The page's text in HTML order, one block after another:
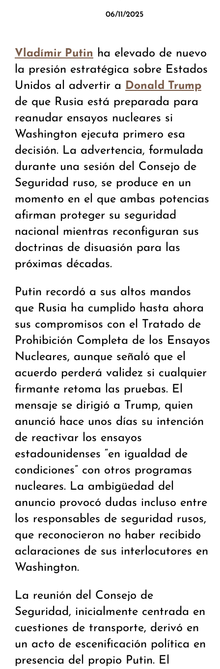
06/11/2025
Vladímir Putin ha elevado de nuevo
la presión estratégica sobre Estados
Unidos al advertir a Donald Trump
de que Rusia está preparada para
reanudar ensayos nucleares si
Washington ejecuta primero esa
decisión. La advertencia, formulada
durante una sesión del Consejo de
Seguridad ruso, se produce en un
momento en el que ambas potencias
afirman proteger su seguridad
nacional mientras reconfiguran sus
doctrinas de disuasión para las
próximas décadas.
Putin recordó a sus altos mandos
que Rusia ha cumplido hasta ahora
sus compromisos con el Tratado de
Prohibición Completa de los Ensayos
Nucleares, aunque señaló que el
acuerdo perderá validez si cualquier
firmante retoma las pruebas. El
mensaje se dirigió a Trump, quien
anunció hace unos días su intención
de reactivar los ensayos
estadounidenses “en igualdad de
condiciones” con otros programas
nucleares. La ambigüedad del
anuncio provocó dudas incluso entre
los responsables de seguridad rusos,
que reconocieron no haber recibido
aclaraciones de sus interlocutores en
Washington.
La reunión del Consejo de
Seguridad, inicialmente centrada en
cuestiones de transporte, derivó en
un acto de escenificación política en
presencia del propio Putin. El